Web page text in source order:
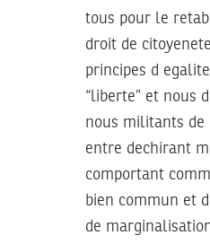
tous pour le
droit de
principes d
“liberte” et nous
nous militants
entre dechirant
comportant
bien commun et
de